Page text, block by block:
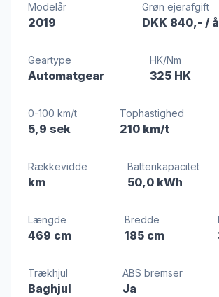
Modelår
2019
Grøn ejerafgift
DKK 840,- /
Geartype
Automatgear
HK/Nm
325 HK
0-100 km/t
5,9 sek
Tophastighed
210 km/t
Rækkevidde
km
Batterikapacitet
50,0 kWh
Længde
469 cm
Bredde
185 cm
Trækhjul
Baghjul
ABS bremser
Ja